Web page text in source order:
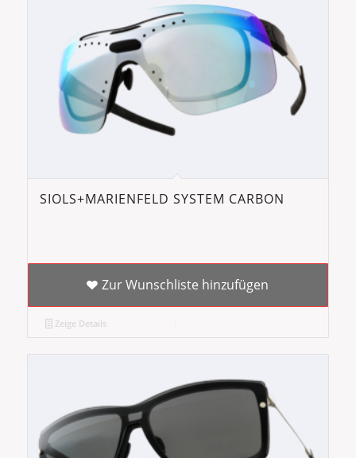
SIOLS+MARIENFELD SYSTEM CARBON
Zur Wunschliste hinzufügen
Zeige Details